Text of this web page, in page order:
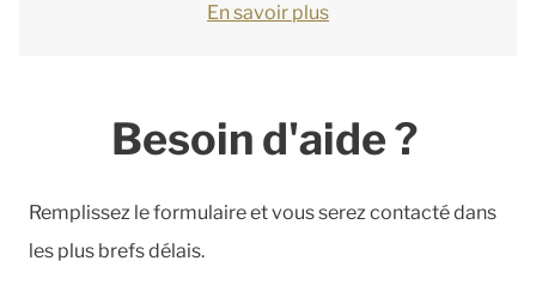
En savoir plus
Besoin d'aide ?
Remplissez le formulaire et vous serez contacté dans
les plus brefs délais.